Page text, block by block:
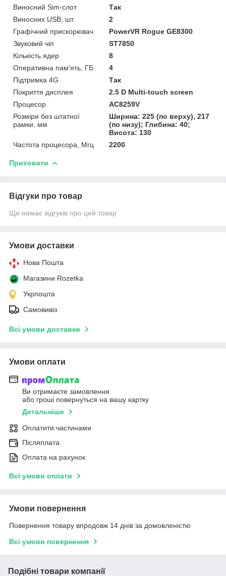
Виносний Sim-слот
Так
Виносних USB, шт
2
Графічний прискорювач
PowerVR Rogue GE8300
Звуковий чіп
ST7850
Кількість ядер
8
Оперативна пам'ять, ГБ
4
Підтримка 4G
Так
Покриття дисплея
2.5 D Multi-touch screen
Процесор
AC8259V
Розміри без штатної
рамки, мм
Ширина: 225 (по верху), 217
(по низу); Глибина: 40;
Висота: 130
Частота процесора, Мгц
2200
Приховати
Відгуки про товар
Ще немає відгуків про цей товар
Умови доставки
Нова Пошта
Магазини Rozetka
Укрпошта
Самовивіз
Всі умови доставки
Умови оплати
Ви отримаєте замовлення
або гроші повернуться на вашу картку
Детальніше
Оплатити частинами
Післяплата
Оплата на рахунок
Всі умови оплати
Умови повернення
Повернення товару впродовж 14 днів за домовленістю
Всі умови повернення
Подібні товари компанії